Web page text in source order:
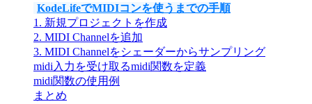
KodeLifeでMIDIコンを使うまでの手順
1. 新規プロジェクトを作成
2. MIDI Channelを追加
3. MIDI Channelをシェーダーからサンプリング
midi入力を受け取るmidi関数を定義
midi関数の使用例
まとめ